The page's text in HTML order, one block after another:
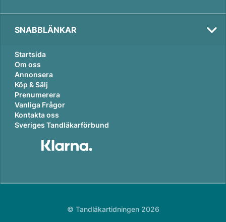
SNABBLÄNKAR
Startsida
Om oss
Annonsera
Köp & Sälj
Prenumerera
Vanliga Frågor
Kontakta oss
Sveriges Tandläkarförbund
© Tandläkartidningen 2026